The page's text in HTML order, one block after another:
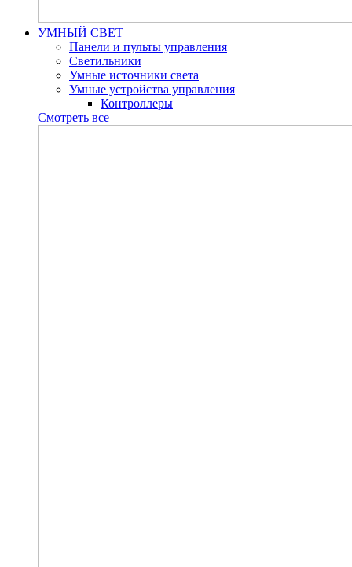
УМНЫЙ СВЕТ
Панели и пульты управления
Светильники
Умные источники света
Умные устройства управления
Контроллеры
Смотреть все